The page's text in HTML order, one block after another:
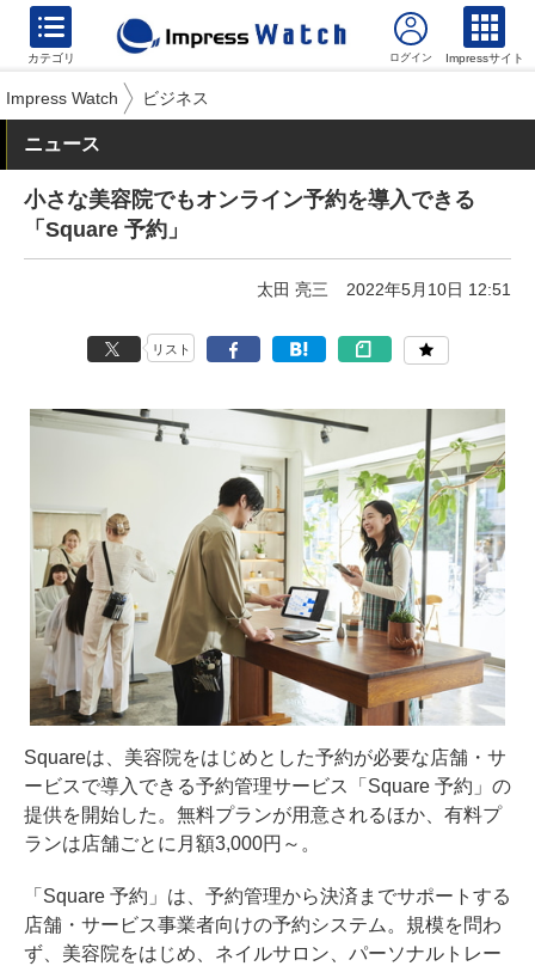
カテゴリ Impressサイト
Impress Watch ビジネス
ニュース
小さな美容院でもオンライン予約を導入できる
「Square 予約」
太田 亮三 2022年5月10日 12:51
リスト
Squareは、美容院をはじめとした予約が必要な店舗・サ
ービスで導入できる予約管理サービス「Square 予約」の
提供を開始した。無料プランが用意されるほか、有料プ
ランは店舗ごとに月額3,000円～。
「Square 予約」は、予約管理から決済までサポートする
店舗・サービス事業者向けの予約システム。規模を問わ
ず、美容院をはじめ、ネイルサロン、パーソナルトレー